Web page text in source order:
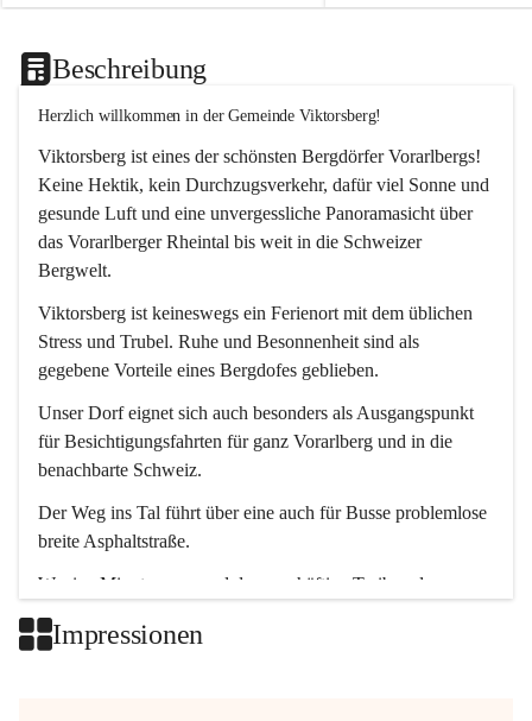
Beschreibung
Herzlich willkommen in der Gemeinde Viktorsberg!
Viktorsberg ist eines der schönsten Bergdörfer Vorarlbergs!
Keine Hektik, kein Durchzugsverkehr, dafür viel Sonne und
gesunde Luft und eine unvergessliche Panoramasicht über
das Vorarlberger Rheintal bis weit in die Schweizer
Bergwelt.
Viktorsberg ist keineswegs ein Ferienort mit dem üblichen
Stress und Trubel. Ruhe und Besonnenheit sind als
gegebene Vorteile eines Bergdofes geblieben.
Unser Dorf eignet sich auch besonders als Ausgangspunkt
für Besichtigungsfahrten für ganz Vorarlberg und in die
benachbarte Schweiz.
Der Weg ins Tal führt über eine auch für Busse problemlose
breite Asphaltstraße.
Wenige Minuten nur, und das geschäftige Treiben der
Impressionen